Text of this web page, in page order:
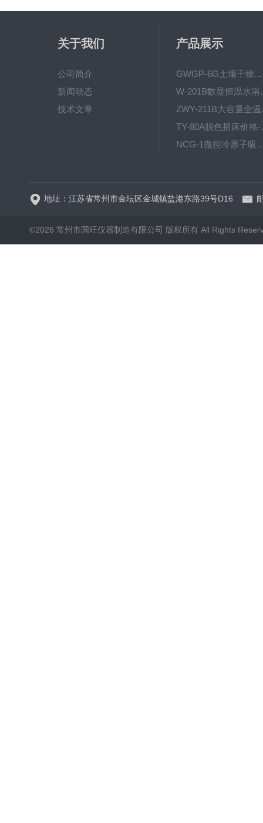
关于我们
公司简介
新闻动态
技术文章
产品展示
GWGP-6G土壤干燥柜-干燥箱/干燥机
W-
TY-
NCG-1微控冷
地址：江苏省常州市金坛区金城镇盐港东路39号D16
©2026 常州市国旺仪器制造有限公司 版权所有 All Rights